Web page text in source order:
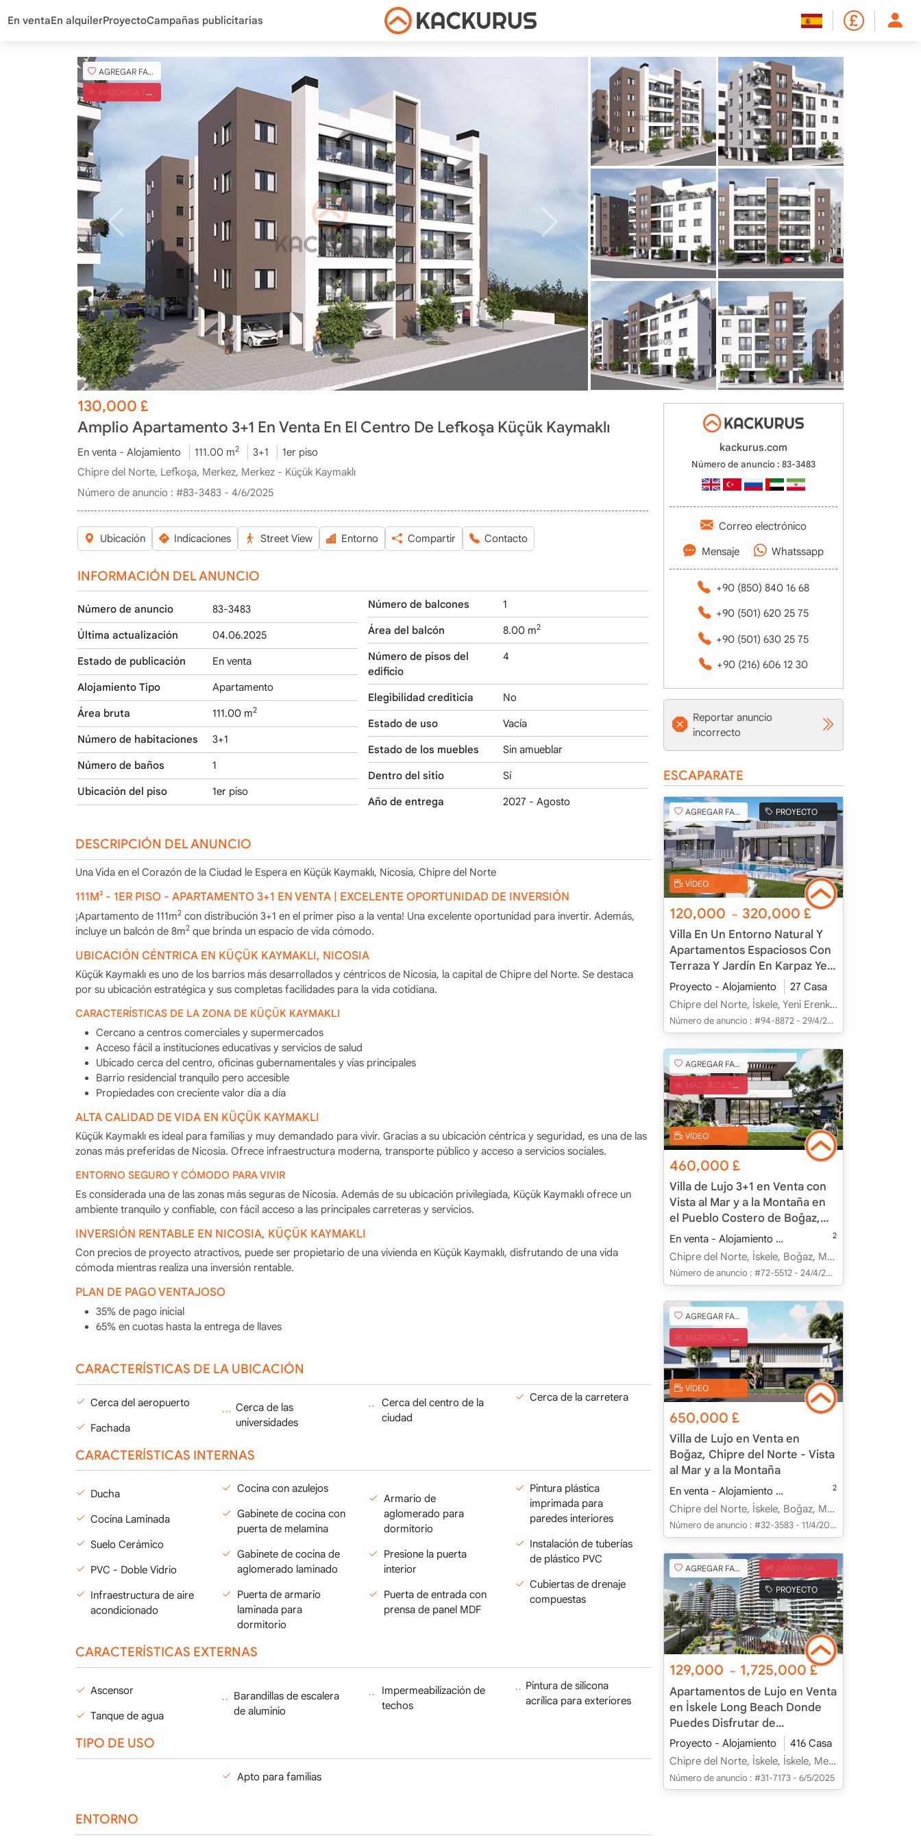
En ventaEn alquilerProyectoCampañas publicitarias
AGREGAR FAVORITO
MAZORCA TURCA
130,000£
Amplio Apartamento 3+1 En Venta En El Centro De Lefkoşa Küçük Kaymaklı
En venta - Alojamiento 111.00 m2 3+1
1er piso
Chipre del Norte, Lefkoşa, Merkez, Merkez - Küçük Kaymaklı
Número de anuncio : #83-3483 - 4/6/2025
Ubicación Indicaciones Street View Entorno Compartir Contacto
INFORMACIÓN DEL ANUNCIO
Número de anuncio 83-3483
Última actualización 04.06.2025
Estado de publicación En venta
Alojamiento Tipo Apartamento
Área bruta 111.00 m2
Número de habitaciones 3+1
Número de baños 1
Ubicación del piso 1er piso
Número de balcones 1
Área del balcón 8.00 m2
Número de pisos del
edificio
4
Elegibilidad crediticia No
Estado de uso Vacía
Estado de los muebles Sin amueblar
Dentro del sitio Sí
Año de entrega 2027 - Agosto
DESCRIPCIÓN DEL ANUNCIO
Una Vida en el Corazón de la Ciudad le Espera en Küçük Kaymaklı, Nicosia, Chipre del Norte
111M² - 1ER PISO - APARTAMENTO 3+1 EN VENTA | EXCELENTE OPORTUNIDAD DE INVERSIÓN
¡Apartamento de 111m2con distribución 3+1 en el primer piso a la venta! Una excelente oportunidad para invertir. Además,
incluye un balcón de 8m2que brinda un espacio de vida cómodo.
UBICACIÓN CÉNTRICA EN KÜÇÜK KAYMAKLI, NICOSIA
Küçük Kaymaklı es uno de los barrios más desarrollados y céntricos de Nicosia, la capital de Chipre del Norte. Se destaca
por su ubicación estratégica y sus completas facilidades para la vida cotidiana.
CARACTERÍSTICAS DE LA ZONA DE KÜÇÜK KAYMAKLI
Cercano a centros comerciales y supermercados
Acceso fácil a instituciones educativas y servicios de salud
Ubicado cerca del centro, oficinas gubernamentales y vías principales
Barrio residencial tranquilo pero accesible
Propiedades con creciente valor día a día
ALTA CALIDAD DE VIDA EN KÜÇÜK KAYMAKLI
Küçük Kaymaklı es ideal para familias y muy demandado para vivir. Gracias a su ubicación céntrica y seguridad, es una de las
zonas más preferidas de Nicosia. Ofrece infraestructura moderna, transporte público y acceso a servicios sociales.
ENTORNO SEGURO Y CÓMODO PARA VIVIR
Es considerada una de las zonas más seguras de Nicosia. Además de su ubicación privilegiada, Küçük Kaymaklı ofrece un
ambiente tranquilo y confiable, con fácil acceso a las principales carreteras y servicios.
INVERSIÓN RENTABLE EN NICOSIA, KÜÇÜK KAYMAKLI
Con precios de proyecto atractivos, puede ser propietario de una vivienda en Küçük Kaymaklı, disfrutando de una vida
cómoda mientras realiza una inversión rentable.
PLAN DE PAGO VENTAJOSO
35% de pago inicial
65% en cuotas hasta la entrega de llaves
CARACTERÍSTICAS DE LA UBICACIÓN
Cerca del aeropuerto
Fachada
Cerca de las
universidades
Cerca del centro de la
ciudad
Cerca de la carretera
CARACTERÍSTICAS INTERNAS
Ducha
Cocina Laminada
Suelo Cerámico
PVC - Doble Vidrio
Infraestructura de aire
acondicionado
Cocina con azulejos
Gabinete de cocina con
puerta de melamina
Gabinete de cocina de
aglomerado laminado
Puerta de armario
laminada para
dormitorio
Armario de
aglomerado para
dormitorio
Presione la puerta
interior
Puerta de entrada con
prensa de panel MDF
Pintura plástica
imprimada para
paredes interiores
Instalación de tuberías
de plástico PVC
Cubiertas de drenaje
compuestas
CARACTERÍSTICAS EXTERNAS
Ascensor
Tanque de agua
Barandillas de escalera
de aluminio
Impermeabilización de
techos
Pintura de silicona
acrílica para exteriores
TIPO DE USO
Apto para familias
ENTORNO
kackurus.com
Número de anuncio : 83-3483
Correo electrónico
Mensaje Whatssapp
+90 (850) 840 16 68
+90 (501) 620 25 75
+90 (501) 630 25 75
+90 (216) 606 12 30
Reportar anuncio
incorrecto
ESCAPARATE
AGREGAR FAVORITO PROYECTO
VÍDEO
120,000 ~ 320,000£
Villa En Un Entorno Natural Y
Apartamentos Espaciosos Con
Terraza Y Jardín En Karpaz Yeni
Erenköy, İskele, Chipre
Proyecto - Alojamiento
27 Casa
Chipre del Norte, İskele, Yeni Erenköy, Merkez - Merkez
Número de anuncio : #94-8872 - 29/4/2025
AGREGAR FAVORITO
MAZORCA TURCA
VÍDEO
460,000 £
Villa de Lujo 3+1 en Venta con
Vista al Mar y a la Montaña en
el Pueblo Costero de Boğaz,
Chipre del Norte
En venta - Alojamiento 2
Chipre del Norte, İskele, Boğaz, Merkez - Merkez
Número de anuncio : #72-5512 - 24/4/2025
AGREGAR FAVORITO
MAZORCA TURCA
VÍDEO
650,000 £
Villa de Lujo en Venta en
Boğaz, Chipre del Norte - Vista
al Mar y a la Montaña
En venta - Alojamiento 2
Chipre del Norte, İskele, Boğaz, Merkez - Merkez
Número de anuncio : #32-3583 - 11/4/2025
AGREGAR FAVORITO CAMPAÑA
PROYECTO
129,000 ~ 1,725,000£
Apartamentos de Lujo en Venta
en İskele Long Beach Donde
Puedes Disfrutar de
Vacaciones Todo el Año
Proyecto - Alojamiento
416 Casa
Chipre del Norte, İskele, İskele, Merkez - Merkez
Número de anuncio : #31-7173 - 6/5/2025